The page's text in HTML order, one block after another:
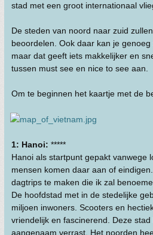
stad met een groot internationaal
De steden van noord naar zuid
beoordelen. Ook daar kan je
maar dat geeft iets makkelijker en
tussen must see en nice to see aan.
Om te beginnen het kaartje met de
1: Hanoi: *****
Hanoi als startpunt gepakt vanwege
mensen komen daar aan of
dagtrips te maken die ik zal
De hoofdstad met in de stedelijke
miljoen inwoners. Scooters en
vriendelijk en fascinerend. Deze
aangenaam verrast. Het noorden